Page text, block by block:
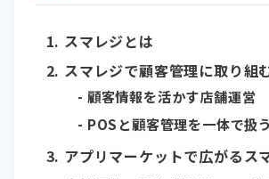
スマレジとは
スマレジで顧客管理に取り組
顧客情報を活かす店舗運営
POSと顧客管理を一体で扱
アプリマーケットで広がるス